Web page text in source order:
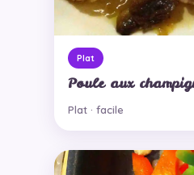
Plat
Poule aux
Plat · facile